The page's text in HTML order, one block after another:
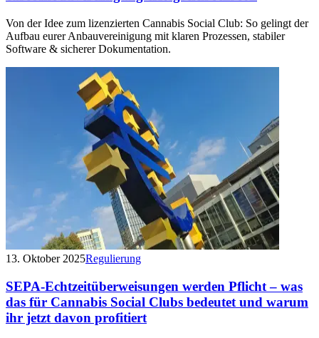
Von der Idee zum lizenzierten Cannabis Social Club: So gelingt der
Aufbau eurer Anbauvereinigung mit klaren Prozessen, stabiler
Software & sicherer Dokumentation.
13. Oktober 2025Regulierung
SEPA-Echtzeitüberweisungen werden Pflicht – was
das für Cannabis Social Clubs bedeutet und warum
ihr jetzt davon profitiert